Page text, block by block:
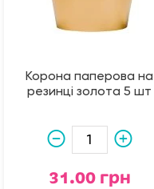
Корона паперова на
резинці золота 5 шт
31.00 грн